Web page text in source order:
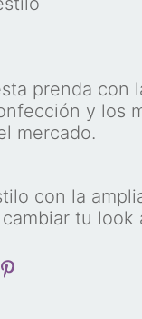
prenda con
y los
mercado.
con la
tu look